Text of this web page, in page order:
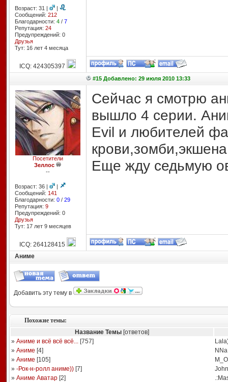
Возраст: 31 |
|
Сообщений: 212
Благодарности: 4/ 7
Репутация: 24
Предупреждений: 0
Друзья
Тут: 16 лет 4 месяцa
ICQ: 424305397
#15 Добавлено: 29 июля 2010 13:33
Посетители
Зеллос
--
Возраст: 36 |
|
Сообщений: 141
Благодарности: 0/ 29
Репутация: 9
Предупреждений: 0
Друзья
Тут: 17 лет 9 месяцев
Сейчас я смотрю
вышло 4 серии.
Evil и любителей
Еще жду седьмую
ICQ: 264128415
Аниме
Добавить эту тему в
Похожие темы:
Название Темы[ответов]
» Аниме и всё всё всё...[757]
» Аниме [4]
» Аниме [105]
» -Рок-н-ролл аниме))[7]
» Аниме Аватар[2]